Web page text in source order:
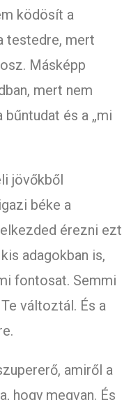
ködösít a
testedre, mert
Másképp
mert nem
és a „mi
jövőkből
béke a
érezni ezt
adagokban is,
fontosat. Semmi
változtál. És a
amiről a
hogy megvan. És